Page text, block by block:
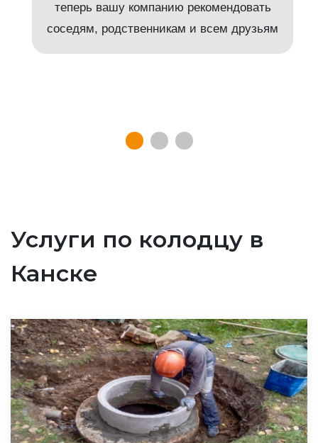
теперь вашу компанию рекомендовать
соседям, родственникам и всем друзьям
Услуги по колодцу в
Канске